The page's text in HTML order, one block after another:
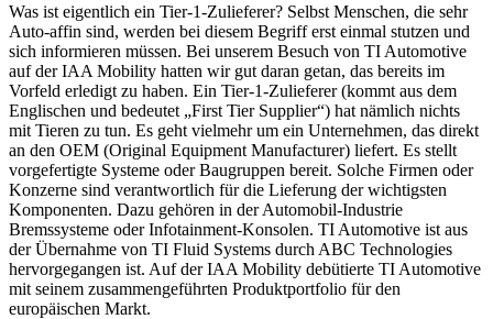
Was ist eigentlich ein Tier-1-Zulieferer? Selbst Menschen, die sehr
Auto-affin sind, werden bei diesem Begriff erst einmal stutzen und
sich informieren müssen. Bei unserem Besuch von TI Automotive
auf der IAA Mobility hatten wir gut daran getan, das bereits im
Vorfeld erledigt zu haben. Ein Tier-1-Zulieferer (kommt aus dem
Englischen und bedeutet „First Tier Supplier“) hat nämlich nichts
mit Tieren zu tun. Es geht vielmehr um ein Unternehmen, das direkt
an den OEM (Original Equipment Manufacturer) liefert. Es stellt
vorgefertigte Systeme oder Baugruppen bereit. Solche Firmen oder
Konzerne sind verantwortlich für die Lieferung der wichtigsten
Komponenten. Dazu gehören in der Automobil-Industrie
Bremssysteme oder Infotainment-Konsolen. TI Automotive ist aus
der Übernahme von TI Fluid Systems durch ABC Technologies
hervorgegangen ist. Auf der IAA Mobility debütierte TI Automotive
mit seinem zusammengeführten Produktportfolio für den
europäischen Markt.